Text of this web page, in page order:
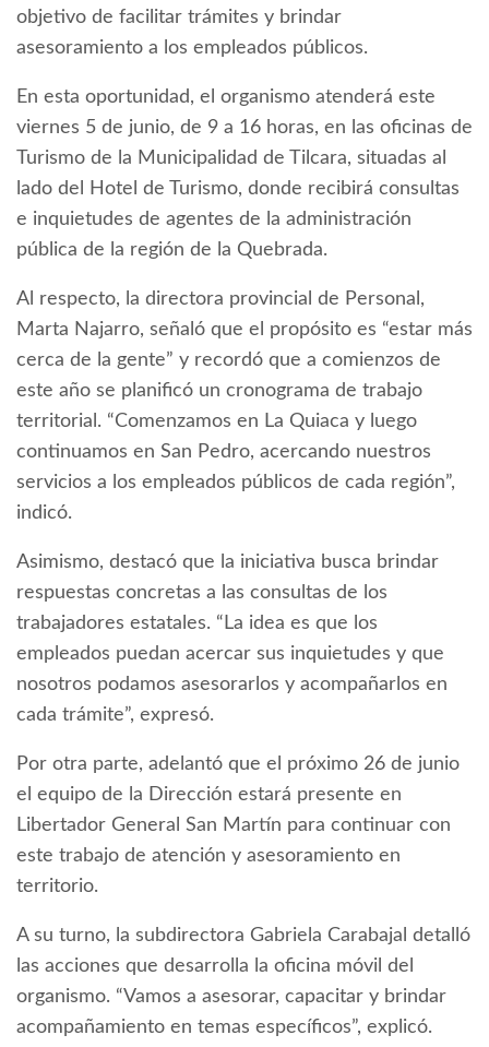
objetivo de facilitar trámites y brindar
asesoramiento a los empleados públicos.
En esta oportunidad, el organismo atenderá este
viernes 5 de junio, de 9 a 16 horas, en las oficinas de
Turismo de la Municipalidad de Tilcara, situadas al
lado del Hotel de Turismo, donde recibirá consultas
e inquietudes de agentes de la administración
pública de la región de la Quebrada.
Al respecto, la directora provincial de Personal,
Marta Najarro, señaló que el propósito es “estar más
cerca de la gente” y recordó que a comienzos de
este año se planificó un cronograma de trabajo
territorial. “Comenzamos en La Quiaca y luego
continuamos en San Pedro, acercando nuestros
servicios a los empleados públicos de cada región”,
indicó.
Asimismo, destacó que la iniciativa busca brindar
respuestas concretas a las consultas de los
trabajadores estatales. “La idea es que los
empleados puedan acercar sus inquietudes y que
nosotros podamos asesorarlos y acompañarlos en
cada trámite”, expresó.
Por otra parte, adelantó que el próximo 26 de junio
el equipo de la Dirección estará presente en
Libertador General San Martín para continuar con
este trabajo de atención y asesoramiento en
territorio.
A su turno, la subdirectora Gabriela Carabajal detalló
las acciones que desarrolla la oficina móvil del
organismo. “Vamos a asesorar, capacitar y brindar
acompañamiento en temas específicos”, explicó.